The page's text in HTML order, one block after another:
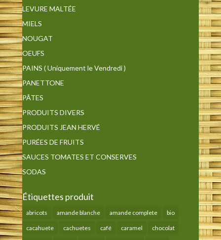
LEVURE MALTÉE
MIELS
NOUGAT
OEUFS
PAINS ( Uniquement le Vendredi )
PANETTONE
PÂTES
PRODUITS DIVERS
PRODUITS JEAN HERVÉ
PURÉES DE FRUITS
SAUCES TOMATES ET CONSERVES
SODAS
Étiquettes produit
abricots amande blanche amande complete bio
cacahuete cachuetes café caramel chocolat